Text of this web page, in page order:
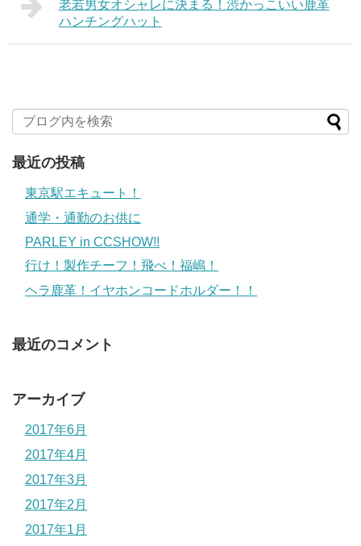
老若男女オシャレに決まる！渋かっこいい鹿革
ハンチングハット
最近の投稿
東京駅エキュート！
通学・通勤のお供に
PARLEY in CCSHOW!!
行け！製作チーフ！飛べ！福嶋！
ヘラ鹿革！イヤホンコードホルダー！！
最近のコメント
アーカイブ
2017年6月
2017年4月
2017年3月
2017年2月
2017年1月